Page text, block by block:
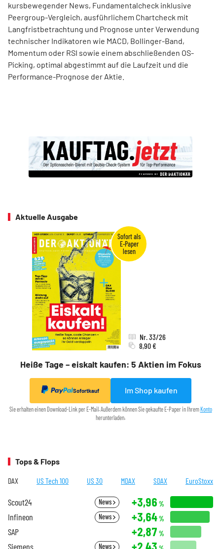
kursbewegender News, Fundamentalcheck inklusive
Peergroup-Vergleich, ausführlichem Chartcheck mit
Langfristbetrachtung und Prognose unter Verwendung
technischer Indikatoren wie MACD, Bollinger-Band,
Momentum oder RSI sowie einem abschließenden OS-
Picking, optimal abgestimmt auf die Laufzeit und die
Performance-Prognose der Aktie.
Aktuelle Ausgabe
Heiße Tage – eiskalt kaufen: 5 Aktien im Fokus
Nr. 33/26
8,90 €
Sofortkauf Im Shop kaufen
Sie erhalten einen Download-Link per E-Mail. Außerdem können Sie gekaufte E-Paper in IhremKonto
herunterladen.
Tops & Flops
DAX US Tech 100 US 30 MDAX SDAX EuroStoxx
Scout24 News +3,96 %
Infineon News +3,64%
SAP +2,87 %
Siemens News +2,43